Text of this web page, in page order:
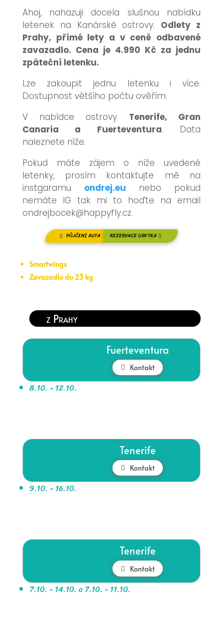
Ahoj, nahazuji docela slušnou nabídku
letenek na Kanárské ostrovy. Odlety z
Prahy, přímé lety a v ceně odbavené
zavazadlo. Cena je 4.990 Kč za jednu
zpáteční letenku.
Lze zakoupit jednu letenku i více.
Dostupnost většího počtu ověřím.
V nabídce ostrovy Tenerife, Gran
Canaria a Fuerteventura. Data
naleznete níže.
Pokud máte zájem o níže uvedené
letenky, prosím kontaktujte mě na
instgaramu ondrej.eu nebo pokud
nemáte IG tak mi to hoďte na email
ondrejbocek@happyfly.cz.
PŮJČENÍ AUTA REZERVACE UBYTKA
Smartwings
Zavazadlo do 23 kg
z Prahy
Fuerteventura
Kontakt
8.10. - 12.10.
Tenerife
Kontakt
9.10. - 16.10.
Tenerife
Kontakt
7.10. - 14.10. a 7.10. - 11.10.